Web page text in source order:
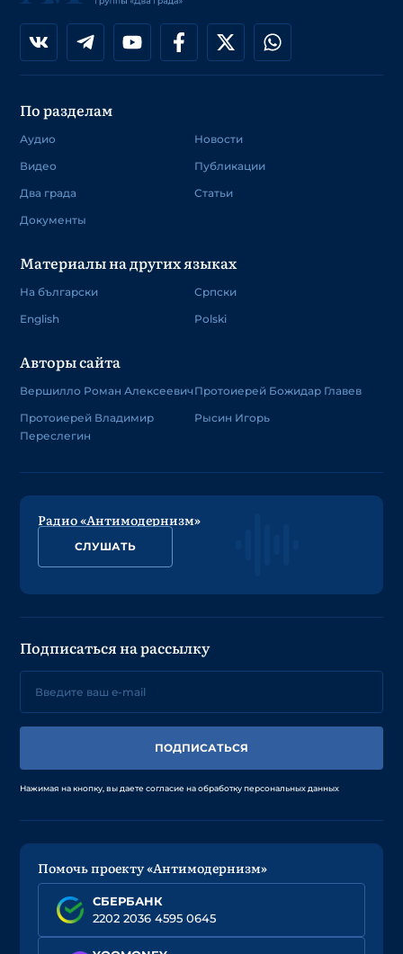
По разделам
Аудио
Видео
Два града
Документы
Новости
Публикации
Статьи
Материалы на других языках
На български
English
Српски
Polski
Авторы сайта
Вершилло Роман Алексеевич
Протоиерей Владимир
Переслегин
Протоиерей Божидар Главев
Рысин Игорь
Радио «Антимодернизм»
СЛУШАТЬ
Подписаться на рассылку
ПОДПИСАТЬСЯ
Нажимая на кнопку, вы даете согласие на обработку персональных данных
Помочь проекту «Антимодернизм»
СБЕРБАНК
2202 2036 4595 0645